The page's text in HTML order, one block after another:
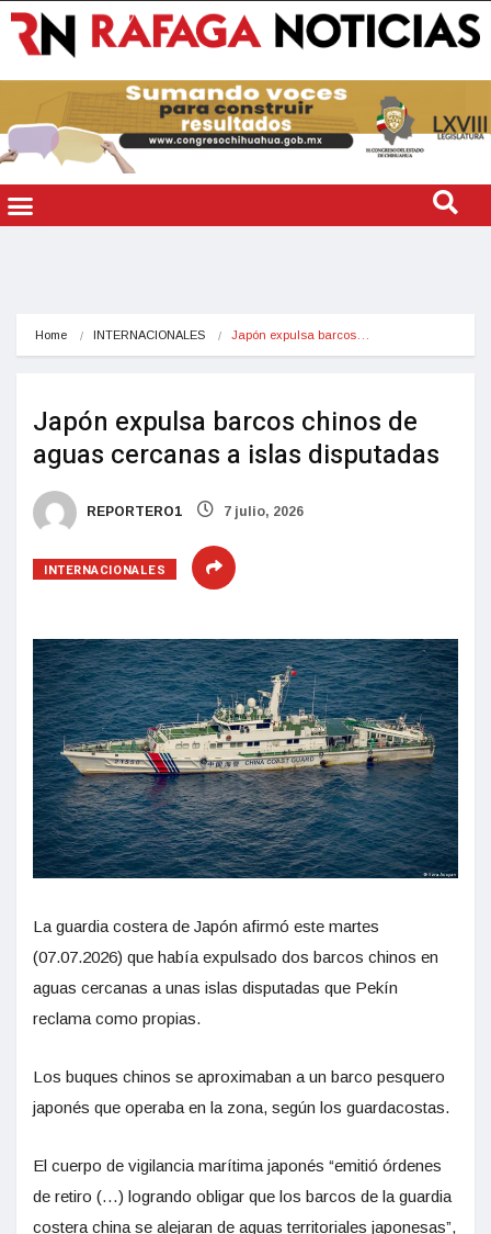
Home INTERNACIONALES Japón expulsa barcos…
Japón expulsa barcos chinos de
aguas cercanas a islas disputadas
REPORTERO1 7 julio, 2026
INTERNACIONALES
La guardia costera de Japón afirmó este martes
(07.07.2026) que había expulsado dos barcos chinos en
aguas cercanas a unas islas disputadas que Pekín
reclama como propias.
Los buques chinos se aproximaban a un barco pesquero
japonés que operaba en la zona, según los guardacostas.
El cuerpo de vigilancia marítima japonés “emitió órdenes
de retiro (…) logrando obligar que los barcos de la guardia
costera china se alejaran de aguas territoriales japonesas”,